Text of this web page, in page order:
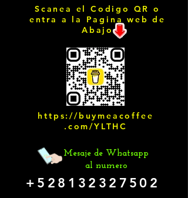
Scanea el Codigo QR o
entra a la Pagina web de
Abajo
https://buymeacoffee
.com/YLTHC
Mesaje de Whatsapp
al numero
+528132327502